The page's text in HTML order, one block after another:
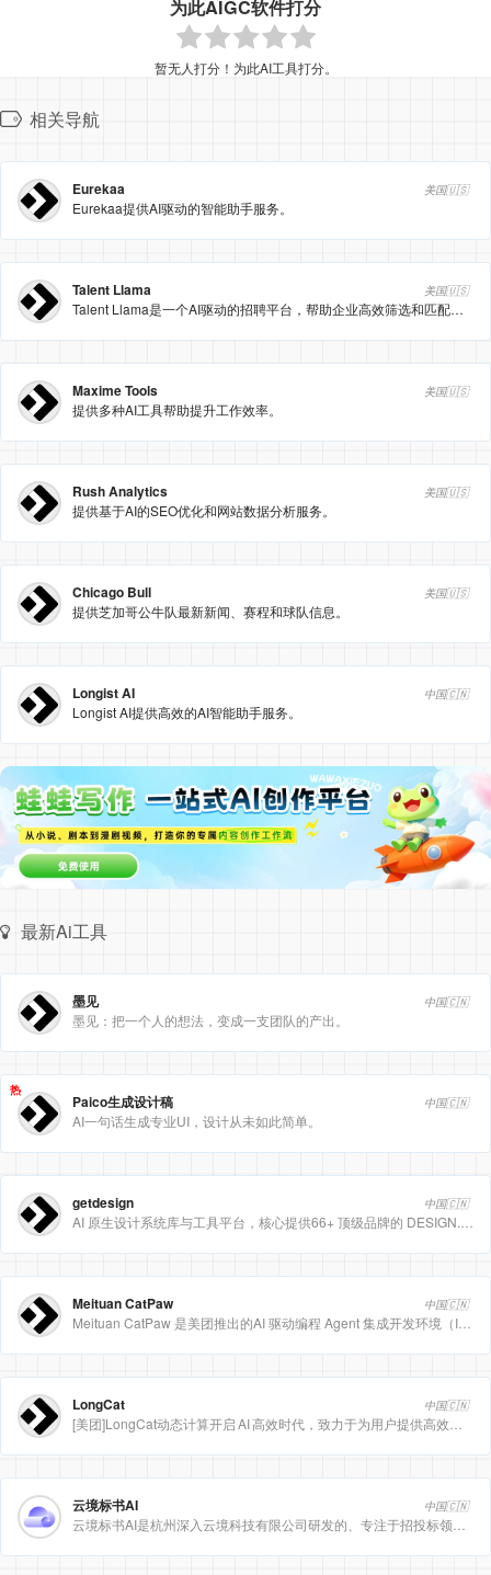
为此AIGC软件打分
暂无人打分！为此AI工具打分。
相关导航
Eurekaa 美国🇺🇸
Eurekaa提供AI驱动的智能助手服务。
Talent Llama 美国🇺🇸
Talent Llama是一个AI驱动的招聘平台，帮助企业高效筛选和匹配候选人。
Maxime Tools 美国🇺🇸
提供多种AI工具帮助提升工作效率。
Rush Analytics 美国🇺🇸
提供基于AI的SEO优化和网站数据分析服务。
Chicago Bull 美国🇺🇸
提供芝加哥公牛队最新新闻、赛程和球队信息。
Longist AI 中国🇨🇳
Longist AI提供高效的AI智能助手服务。
最新Ai工具
墨见 中国🇨🇳
墨见：把一个人的想法，变成一支团队的产出。
热
Paico生成设计稿 中国🇨🇳
AI一句话生成专业UI，设计从未如此简单。
getdesign 中国🇨🇳
Meituan CatPaw 中国🇨🇳
LongCat 中国🇨🇳
云境标书AI 中国🇨🇳